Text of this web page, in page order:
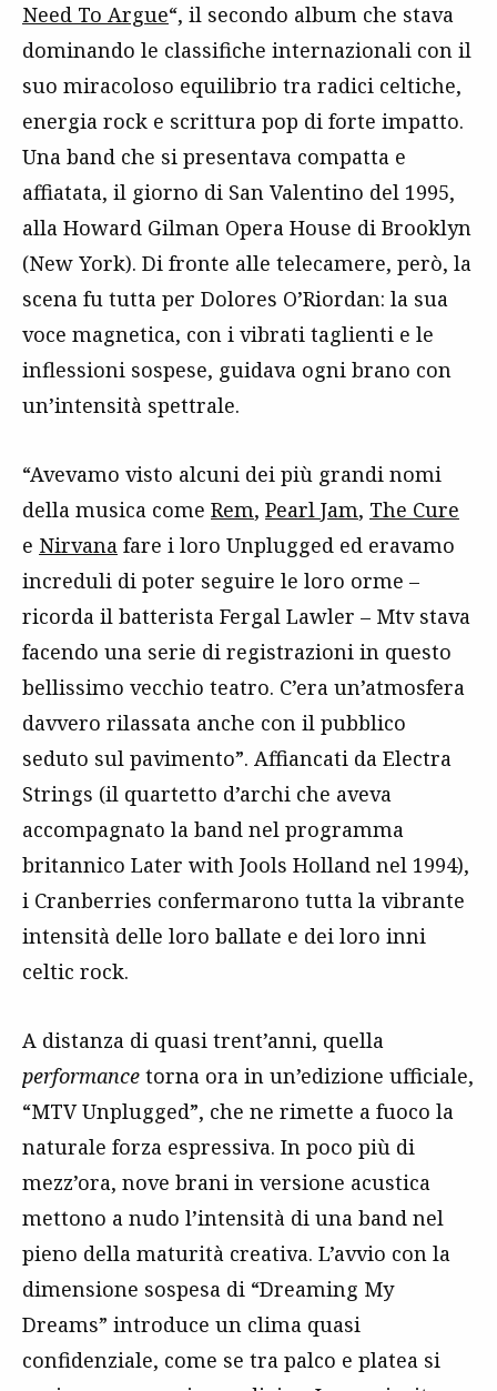
Need To Argue“, il secondo album che stava
dominando le classifiche internazionali con il
suo miracoloso equilibrio tra radici celtiche,
energia rock e scrittura pop di forte impatto.
Una band che si presentava compatta e
affiatata, il giorno di San Valentino del 1995,
alla Howard Gilman Opera House di Brooklyn
(New York). Di fronte alle telecamere, però, la
scena fu tutta per Dolores O’Riordan: la sua
voce magnetica, con i vibrati taglienti e le
inflessioni sospese, guidava ogni brano con
un’intensità spettrale.
“Avevamo visto alcuni dei più grandi nomi
della musica come Rem, Pearl Jam, The Cure
e Nirvana fare i loro Unplugged ed eravamo
increduli di poter seguire le loro orme –
ricorda il batterista Fergal Lawler – Mtv stava
facendo una serie di registrazioni in questo
bellissimo vecchio teatro. C’era un’atmosfera
davvero rilassata anche con il pubblico
seduto sul pavimento”. Affiancati da Electra
Strings (il quartetto d’archi che aveva
accompagnato la band nel programma
britannico Later with Jools Holland nel 1994),
i Cranberries confermarono tutta la vibrante
intensità delle loro ballate e dei loro inni
celtic rock.
A distanza di quasi trent’anni, quella
performance torna ora in un’edizione ufficiale,
“MTV Unplugged”, che ne rimette a fuoco la
naturale forza espressiva. In poco più di
mezz’ora, nove brani in versione acustica
mettono a nudo l’intensità di una band nel
pieno della maturità creativa. L’avvio con la
dimensione sospesa di “Dreaming My
Dreams” introduce un clima quasi
confidenziale, come se tra palco e platea si